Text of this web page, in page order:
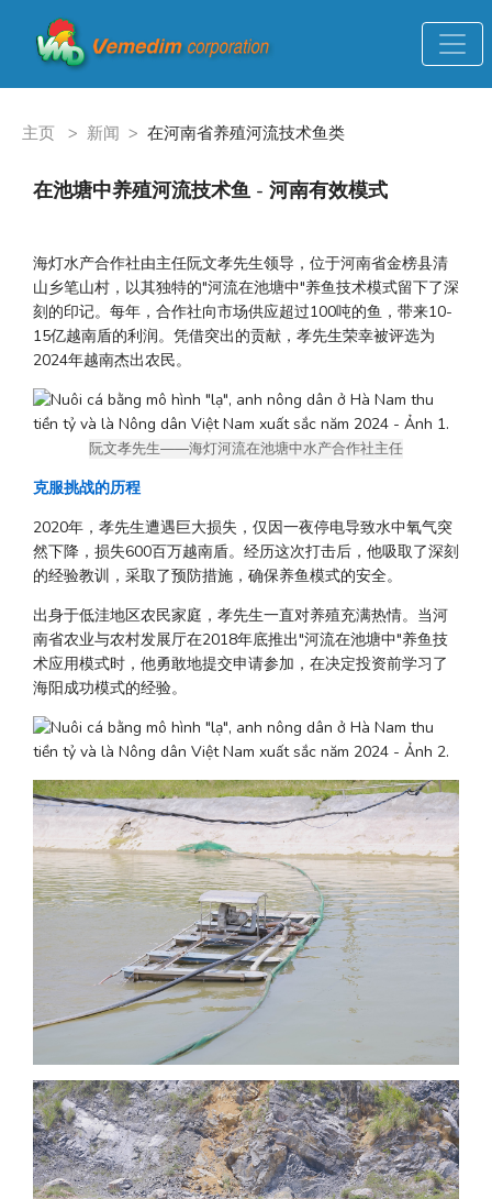
主页 > 新闻 > 在河南省养殖河流技术鱼类
在池塘中养殖河流技术鱼 - 河南有效模式
海灯水产合作社由主任阮文孝先生领导，位于河南省金榜县清
山乡笔山村，以其独特的"河流在池塘中"养鱼技术模式留下了深
刻的印记。每年，合作社向市场供应超过100吨的鱼，带来10-
15亿越南盾的利润。凭借突出的贡献，孝先生荣幸被评选为
2024年越南杰出农民。
阮文孝先生——海灯河流在池塘中水产合作社主任
克服挑战的历程
2020年，孝先生遭遇巨大损失，仅因一夜停电导致水中氧气突
然下降，损失600百万越南盾。经历这次打击后，他吸取了深刻
的经验教训，采取了预防措施，确保养鱼模式的安全。
出身于低洼地区农民家庭，孝先生一直对养殖充满热情。当河
南省农业与农村发展厅在2018年底推出"河流在池塘中"养鱼技
术应用模式时，他勇敢地提交申请参加，在决定投资前学习了
海阳成功模式的经验。